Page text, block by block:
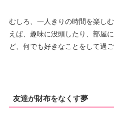
むしろ、一人きりの時間を楽し
えば、趣味に没頭したり、部屋
ど、何でも好きなことをして過
友達が財布をなくす夢